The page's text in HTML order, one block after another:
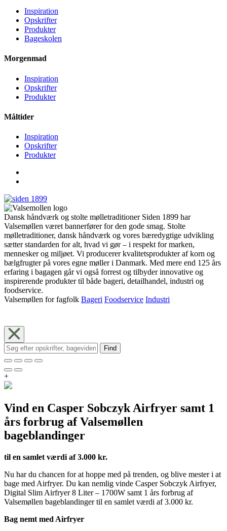
Inspiration
Opskrifter
Produkter
Bageskolen
Morgenmad
Inspiration
Opskrifter
Produkter
Måltider
Inspiration
Opskrifter
Produkter
Dansk håndværk og stolte mølletraditioner Siden 1899 har
Valsemøllen været bannerfører for den gode smag. Stolte
mølletraditioner, dansk håndværk og vores bæredygtige udvikling
sætter standarden for alt, hvad vi gør – i respekt for marken,
mennesker og miljøet. Vi producerer kvalitetsprodukter af korn og
bælgfrugter på vores egne møller i Danmark. Med mere end 125 års
erfaring i bagagen går vi også forrest og tilbyder innovative og
inspirerende produkter til både bageri, detailhandel, industri og
foodservice.
Valsemøllen for fagfolk Bageri Foodservice Industri
Find
+
Vind en Casper Sobczyk Airfryer samt 1
års forbrug af Valsemøllen
bageblandinger
til en samlet værdi af 3.000 kr.
Nu har du chancen for at hoppe med på trenden, og blive mester i at
bage med Airfryer. Du kan nemlig vinde Casper Sobczyk Airfryer,
Digital Slim Airfryer 8 Liter – 1700W samt 1 års forbrug af
Valsemøllen bageblandinger til en samlet værdi af 3.000 kr.
Bag nemt med Airfryer